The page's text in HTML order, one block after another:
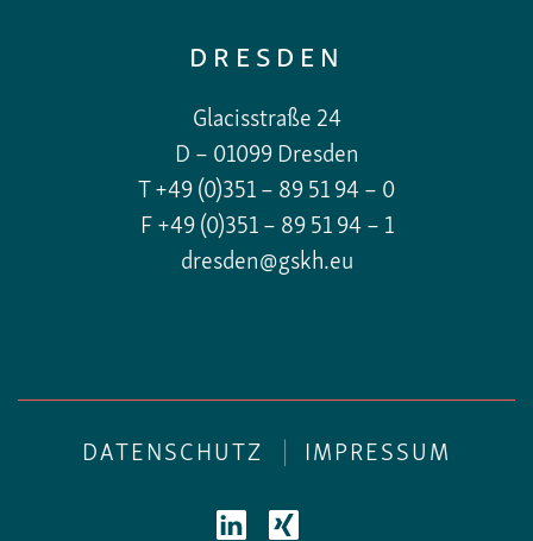
DRESDEN
Glacisstraße 24
D – 01099 Dresden
T +49 (0)351 – 89 51 94 – 0
F +49 (0)351 – 89 51 94 – 1
dresden@gskh.eu
DATENSCHUTZ IMPRESSUM